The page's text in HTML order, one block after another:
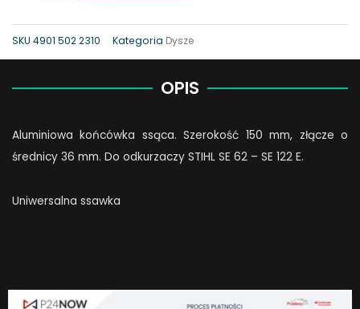
SKU 4901 502 2310 Kategoria Dysze
OPIS
Aluminiowa końcówka ssąca. Szerokość 150 mm, złącze o
średnicy 36 mm. Do odkurzaczy STIHL SE 62 – SE 122 E.
Uniwersalna ssawka